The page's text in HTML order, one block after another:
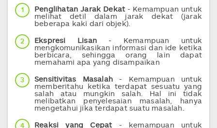
1 Penglihatan Jarak Dekat - Kemampuan untuk
melihat detil dalam jarak dekat (jarak
beberapa kaki dari objek).
2 Ekspresi Lisan- Kemampuan untuk
mengkomunikasikan informasi dan ide ketika
berbicara, sehingga orang lain dapat
memahami apa yang disampaikan
3 Sensitivitas Masalah - Kemampuan untuk
memberitahu ketika terdapat sesuatu yang
salah atau mungkin salah. Hal ini tidak
melibatkan penyelesaian masalah, hanya
mengetahui jika terdapat suatu masalah.
4 Reaksi yang Cepat - kemampuan untuk